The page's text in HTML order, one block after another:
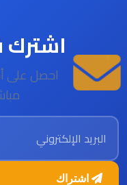
اشترك
احصل على
البريد الإلكتروني